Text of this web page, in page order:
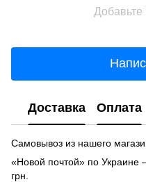
Доставка Оплата
Самовывоз из нашего
«Новой почтой» по
грн.